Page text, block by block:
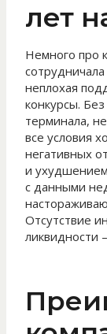
лет
Немного про
неплохая
конкурсы.
терминала,
все условия
негативных
и ухудшением
с данными
Отсутствие
ликвидности